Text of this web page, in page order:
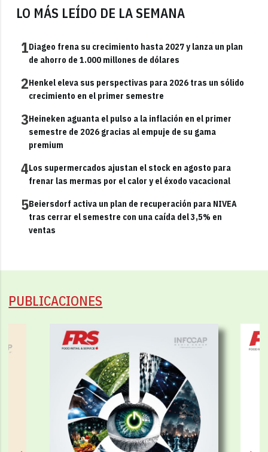
LO MÁS LEÍDO DE LA SEMANA
1Diageo frena su crecimiento hasta 2027 y lanza un plan
de ahorro de 1.000 millones de dólares
2Henkel eleva sus perspectivas para 2026 tras un sólido
crecimiento en el primer semestre
3Heineken aguanta el pulso a la inflación en el primer
semestre de 2026 gracias al empuje de su gama
premium
4Los supermercados ajustan el stock en agosto para
frenar las mermas por el calor y el éxodo vacacional
5Beiersdorf activa un plan de recuperación para NIVEA
tras cerrar el semestre con una caída del 3,5% en
ventas
PUBLICACIONES